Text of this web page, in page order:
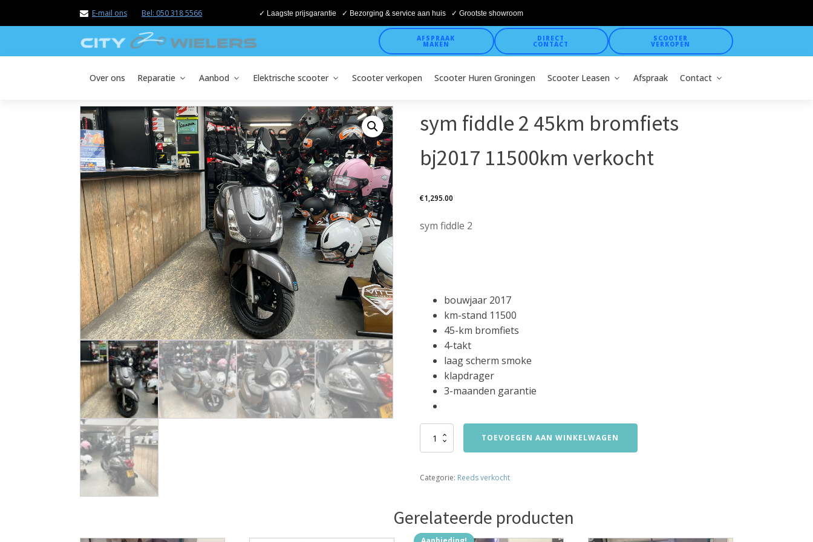
E-mail ons Bel: 050 318 5566 ✓ Laagste prijsgarantie ✓ Bezorging & service aan huis ✓ Grootste showroom
AFSPRAAK
MAKEN
DIRECT
CONTACT
SCOOTER
VERKOPEN
Over ons Reparatie Aanbod Elektrische scooter Scooter verkopen Scooter Huren Groningen Scooter Leasen Afspraak Contact
sym fiddle 2 45km bromfiets
bj2017 11500km verkocht
€1,295.00
sym fiddle 2
bouwjaar 2017
km-stand 11500
45-km bromfiets
4-takt
laag scherm smoke
klapdrager
3-maanden garantie
bromfiets
verkocht
aantal
TOEVOEGEN AAN WINKELWAGEN
Categorie: Reeds verkocht
Gerelateerde producten